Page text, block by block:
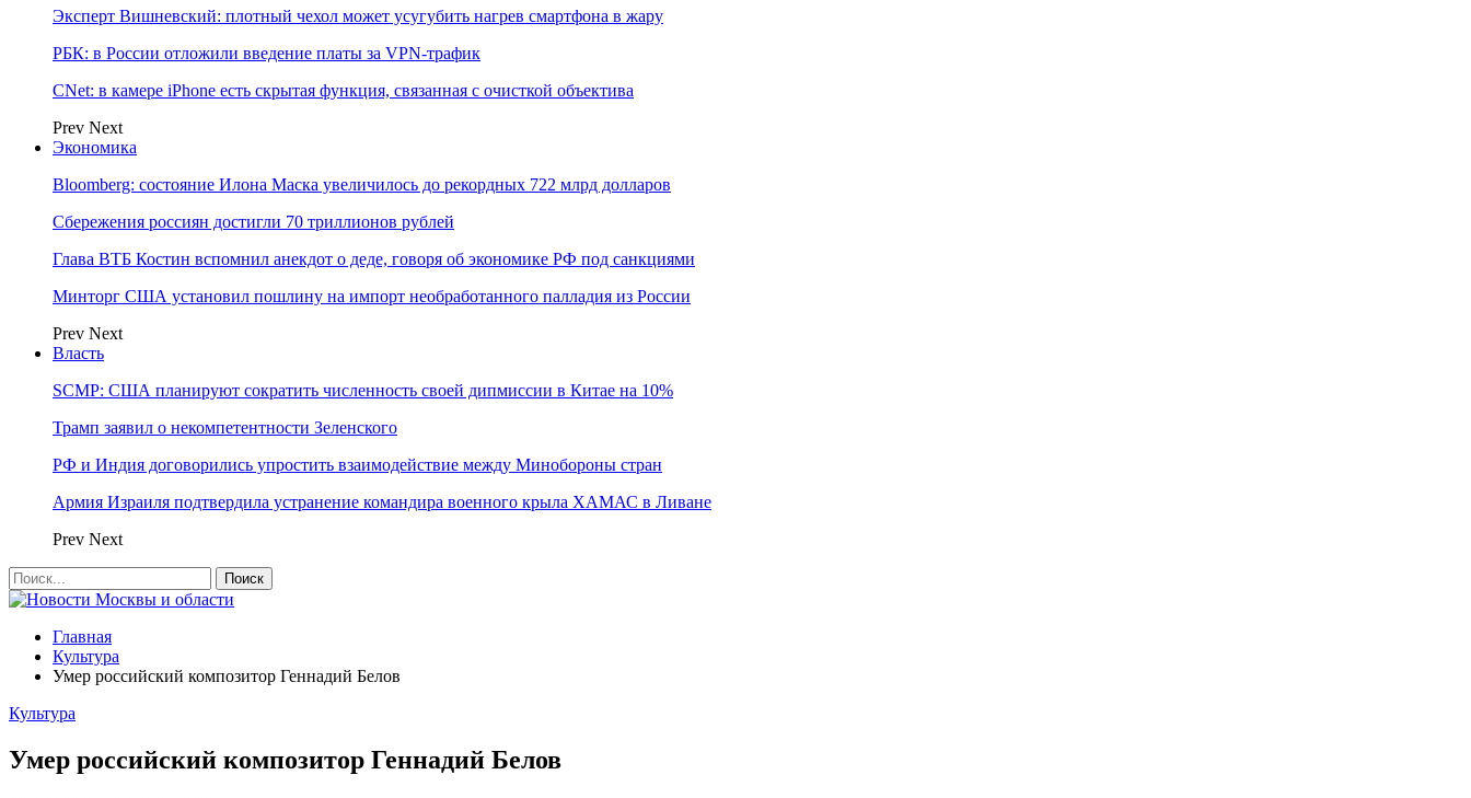
Эксперт Вишневский: плотный чехол может усугубить нагрев смартфона в жару
РБК: в России отложили введение платы за VPN-трафик
CNet: в камере iPhone есть скрытая функция, связанная с очисткой объектива
Prev Next
Экономика
Bloomberg: состояние Илона Маска увеличилось до рекордных 722 млрд долларов
Сбережения россиян достигли 70 триллионов рублей
Глава ВТБ Костин вспомнил анекдот о деде, говоря об экономике РФ под санкциями
Минторг США установил пошлину на импорт необработанного палладия из России
Prev Next
Власть
SCMP: США планируют сократить численность своей дипмиссии в Китае на 10%
Трамп заявил о некомпетентности Зеленского
РФ и Индия договорились упростить взаимодействие между Минобороны стран
Армия Израиля подтвердила устранение командира военного крыла ХАМАС в Ливане
Prev Next
Главная
Культура
Умер российский композитор Геннадий Белов
Культура
Умер российский композитор Геннадий Белов